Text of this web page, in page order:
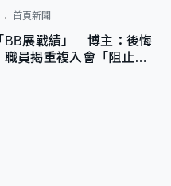
首頁新聞
BB展戰績」 博主：後悔
員揭重複入會「阻止唔